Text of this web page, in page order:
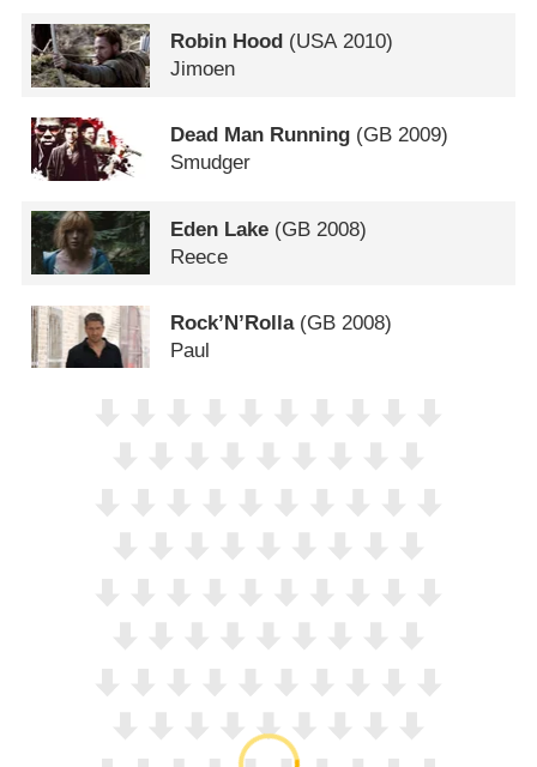
Robin Hood (USA2010)
Jimoen
Dead Man Running (GB 2009)
Smudger
Eden Lake (GB 2008)
Reece
Rock’N’Rolla(GB 2008)
Paul